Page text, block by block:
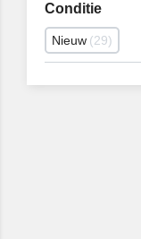
Conditie
Nieuw 29